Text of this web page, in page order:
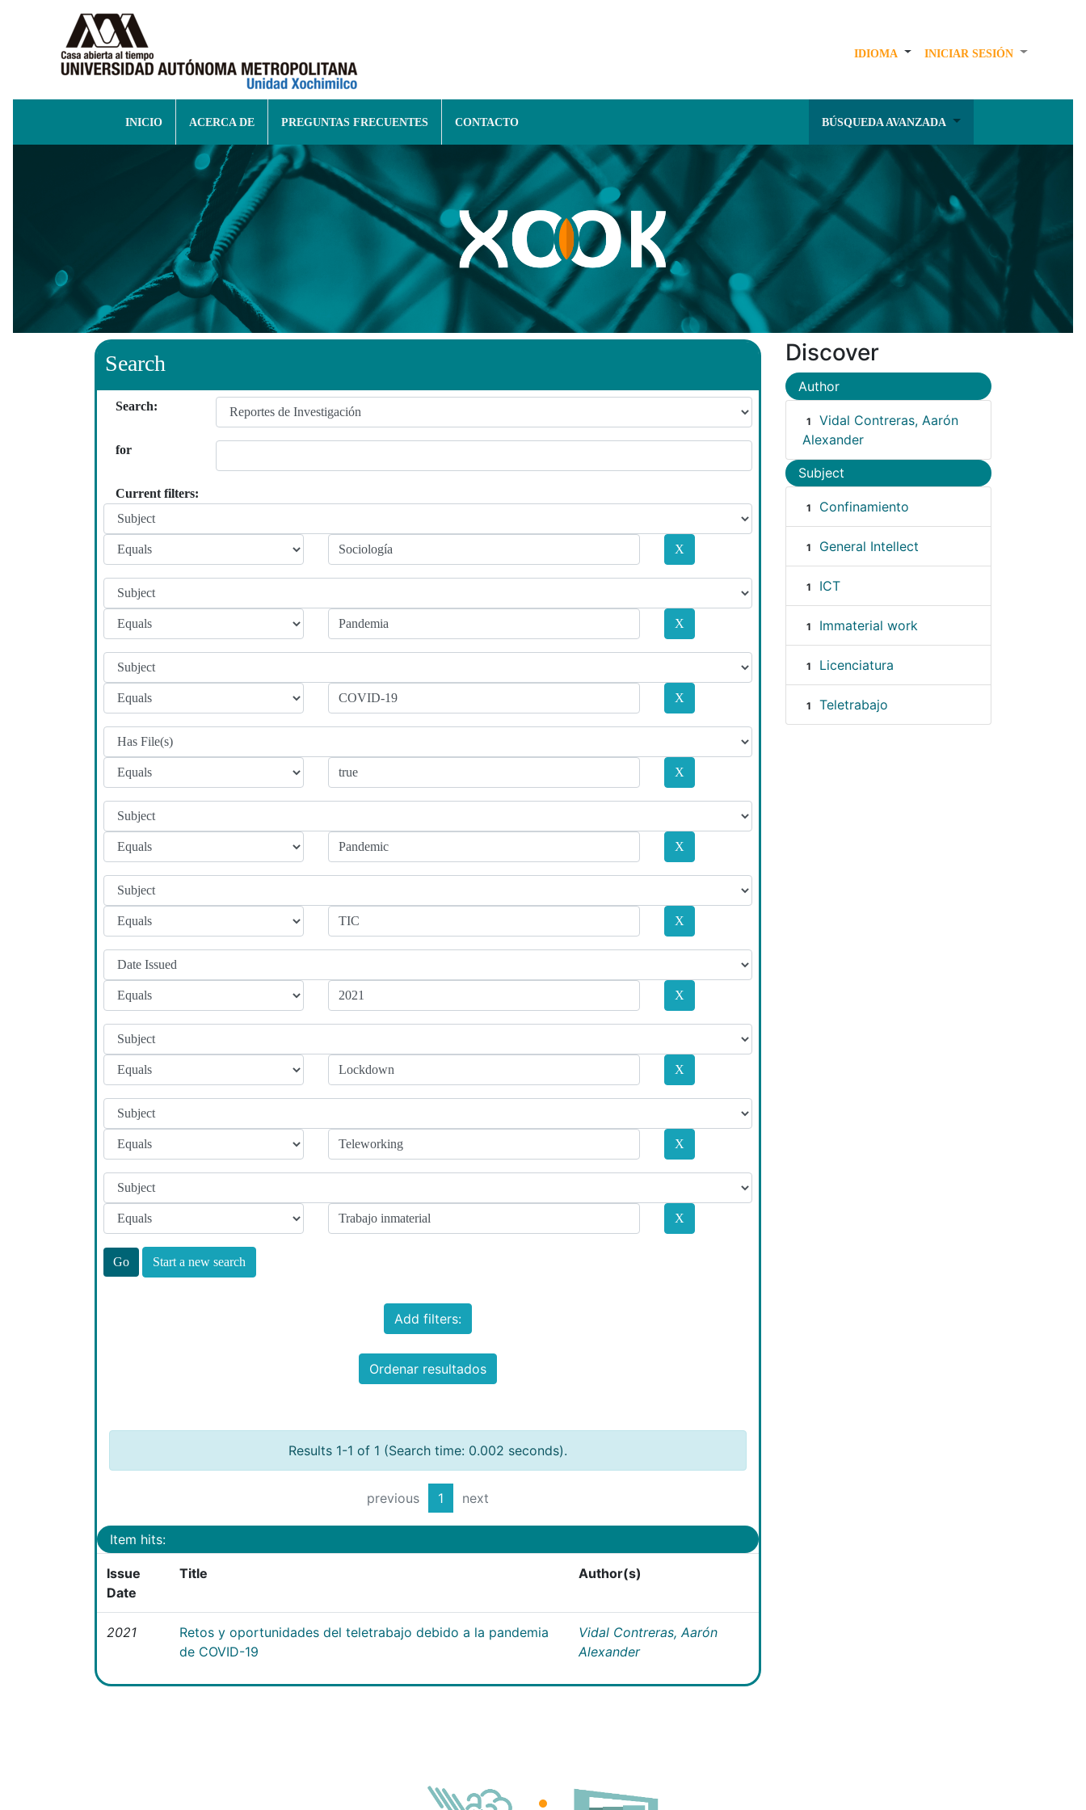
IDIOMA INICIAR SESIÓN
INICIO ACERCA DE PREGUNTAS FRECUENTES CONTACTO BÚSQUEDA AVANZADA
Search
Search:
for
Current filters:
Start a new search
Add filters:
Ordenar resultados
Results 1-1 of 1 (Search time: 0.002 seconds).
previous 1 next
Item hits:
Issue
Date
Title Author(s)
2021
Retos y oportunidades del teletrabajo debido a la pandemia
de COVID-19
Vidal Contreras, Aarón
Alexander
Discover
Author
1
Vidal Contreras, Aarón
Alexander
Subject
1 Confinamiento
1 General Intellect
1 ICT
1 Immaterial work
1 Licenciatura
1 Teletrabajo